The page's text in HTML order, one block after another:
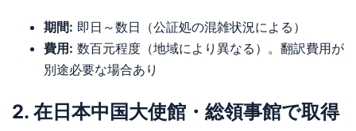
期間: 即日～数日（公証処の混雑状況による）
費用: 数百元程度（地域により異なる）。翻訳費用が
別途必要な場合あり
2. 在日本中国大使館・総領事館で取得